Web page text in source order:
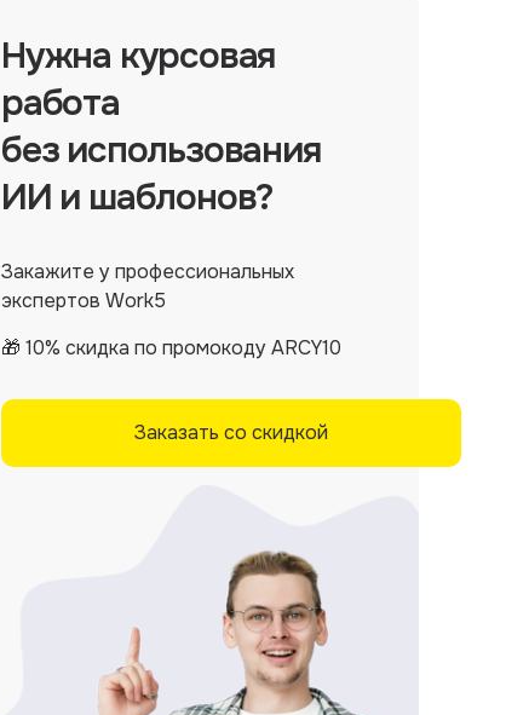
Нужна курсовая
работа
без использования
ИИ и шаблонов?
Закажите у профессиональных
экспертов Work5
🎁 10% скидка по промокоду ARCY10
Заказать со скидкой